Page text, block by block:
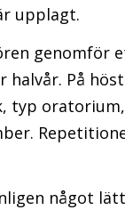
upplagt.
genomför
halvår. På
typ
något